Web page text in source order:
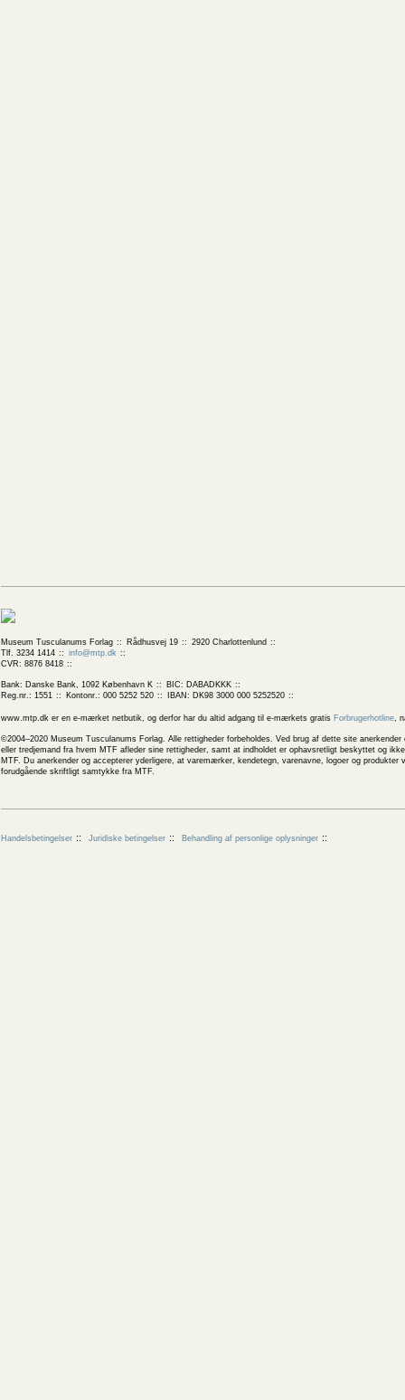
Museum Tusculanums Forlag Rådhusvej 19
2920 Charlottenlund
Tlf. 3234 1414
info@mtp.dk
CVR: 8876 8418
Bank: Danske Bank, 1092 København K
BIC: DABADKKK
Reg.nr.: 1551
Kontonr.: 000 5252 520 IBAN: DK98 3000 000 5252520
www.mtp.dk er en e-mærket netbutik, og derfor har du altid adgang til e-mærkets gratis Forbrugerhotline,
©2004–2020 Museum Tusculanums Forlag. Alle rettigheder forbeholdes. Ved brug af dette site
eller tredjemand fra hvem MTF afleder sine rettigheder, samt at indholdet er ophavsretligt beskyttet og
MTF. Du anerkender og accepterer yderligere, at varemærker, kendetegn, varenavne, logoer og
forudgående skriftligt samtykke fra MTF.
Handelsbetingelser Juridiske betingelser Behandling af personlige oplysninger